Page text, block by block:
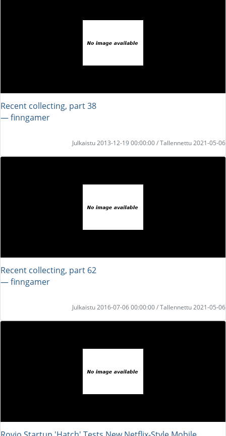
Recent collecting, part 38
― finngamer
Julkaistu 2013-12-19 00:00:00 / Tallennettu 2021-05-06
Recent collecting, part 62
― finngamer
Julkaistu 2016-07-06 00:00:00 / Tallennettu 2021-05-06